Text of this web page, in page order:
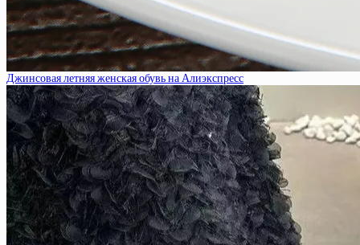
Джинсовая летняя женская обувь на Алиэкспресс